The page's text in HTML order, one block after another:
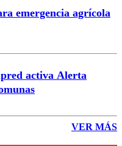
emergencia agrícola
activa Alerta
VER MÁS